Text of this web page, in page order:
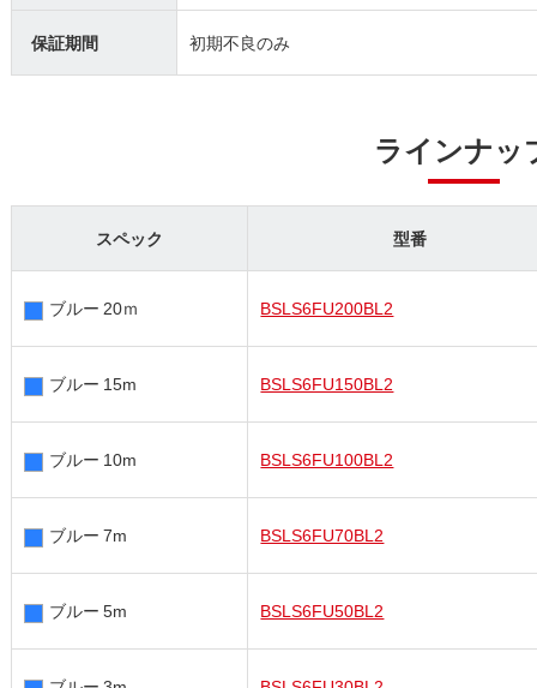
保証期間 初期不良のみ
ラインナッ
スペック 型番
ブルー 20ｍ BSLS6FU200BL2
ブルー 15m BSLS6FU150BL2
ブルー 10m BSLS6FU100BL2
ブルー 7m BSLS6FU70BL2
ブルー 5m BSLS6FU50BL2